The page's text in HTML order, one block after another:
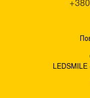
LEDSMILE